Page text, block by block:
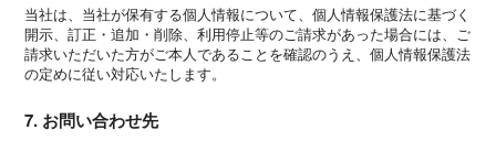
当社は、当社が保有する個人情報について、個人情報保護法に基づく
開示、訂正・追加・削除、利用停止等のご請求があった場合には、ご
請求いただいた方がご本人であることを確認のうえ、個人情報保護法
の定めに従い対応いたします。
7. お問い合わせ先